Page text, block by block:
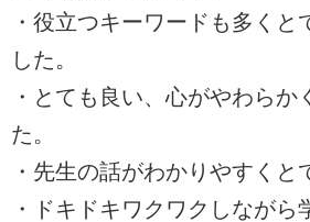
・役立つキーワードも多くと
した。
・とても良い、心がやわらか
た。
・先生の話がわかりやすくと
・ドキドキワクワクしな